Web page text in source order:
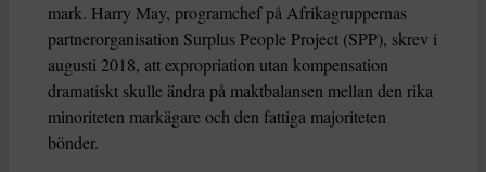
mark. Harry May, programchef på Afrikagruppernas
partnerorganisation Surplus People Project (SPP), skrev i
augusti 2018, att expropriation utan kompensation
dramatiskt skulle ändra på maktbalansen mellan den rika
minoriteten markägare och den fattiga majoriteten
bönder.